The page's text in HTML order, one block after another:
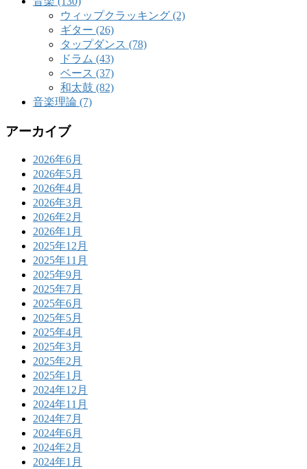
ウィップクラッキング (2)
ギター (26)
タップダンス (78)
ドラム (43)
ベース (37)
和太鼓 (82)
音楽理論 (7)
アーカイブ
2026年6月
2026年5月
2026年4月
2026年3月
2026年2月
2026年1月
2025年12月
2025年11月
2025年9月
2025年7月
2025年6月
2025年5月
2025年4月
2025年3月
2025年2月
2025年1月
2024年12月
2024年11月
2024年7月
2024年6月
2024年2月
2024年1月